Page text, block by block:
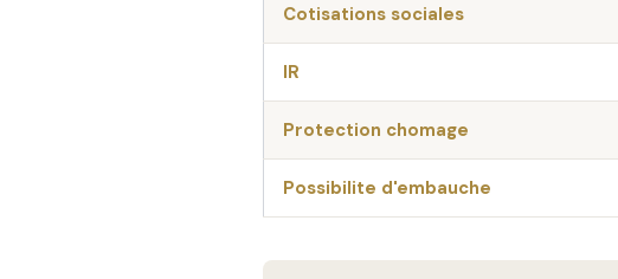
Cotisations sociales
IR
Protection chomage
Possibilite d'embauche